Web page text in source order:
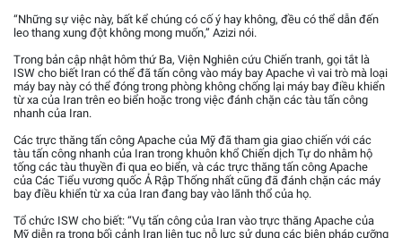
“Những sự việc này, bất kể chúng có cố ý hay không, đều có thể dẫn đến
leo thang xung đột không mong muốn,” Azizi nói.
Trong bản cập nhật hôm thứ Ba, Viện Nghiên cứu Chiến tranh, gọi tắt là
ISW cho biết Iran có thể đã tấn công vào máy bay Apache vì vai trò mà loại
máy bay này có thể đóng trong phòng không chống lại máy bay điều khiển
từ xa của Iran trên eo biển hoặc trong việc đánh chặn các tàu tấn công
nhanh của Iran.
Các trực thăng tấn công Apache của Mỹ đã tham gia giao chiến với các
tàu tấn công nhanh của Iran trong khuôn khổ Chiến dịch Tự do nhằm hộ
tống các tàu thuyền đi qua eo biển, và các trực thăng tấn công Apache
của Các Tiểu vương quốc Ả Rập Thống nhất cũng đã đánh chặn các máy
bay điều khiển từ xa của Iran đang bay vào lãnh thổ của họ.
Tổ chức ISW cho biết: “Vụ tấn công của Iran vào trực thăng Apache của
Mỹ diễn ra trong bối cảnh Iran liên tục nỗ lực sử dụng các biện pháp cưỡng